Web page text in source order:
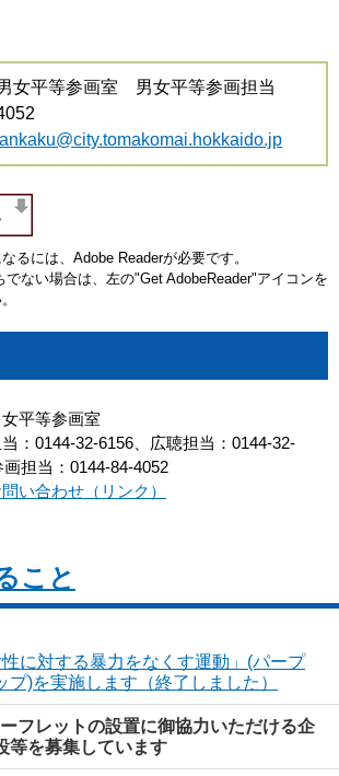
女平等参画室 男女平等参画担当
るには、Adobe Readerが必要です。
でない場合は、左の"Get AdobeReader"アイコンを
平等参画室
：0144-32-6156、広聴担当：0144-32-
担当：0144-84-4052
い合わせ（リンク）
こと
に対する暴力をなくす運動」(パープ
プ)を実施します（終了しました）
フレットの設置に御協力いただける企
等を募集しています